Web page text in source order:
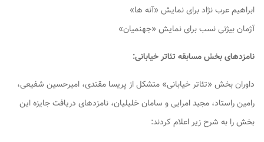
ابراهیم عرب نژاد برای نمایش «آنه ها»
آژمان بیژنی نسب برای نمایش «جهنمیان»
نامزدهای بخش مسابقه تئاتر خیابانی:
داوران بخش «تئاتر خیابانی» متشکل از پریسا مقتدی، امیرحسین شفیعی،
رامین راستاد، مجید امرایی و سامان خلیلیان، نامزدهای دریافت جایزه این
بخش را به شرح زیر اعلام کردند: